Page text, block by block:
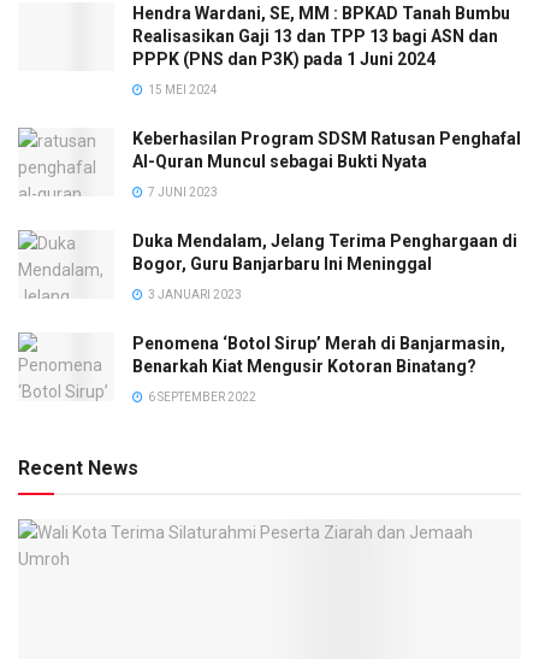
Hendra Wardani, SE, MM : BPKAD Tanah Bumbu
Realisasikan Gaji 13 dan TPP 13 bagi ASN dan
PPPK (PNS dan P3K) pada 1 Juni 2024
15 MEI 2024
Keberhasilan Program SDSM Ratusan Penghafal
Al-Quran Muncul sebagai Bukti Nyata
7 JUNI 2023
Duka Mendalam, Jelang Terima Penghargaan di
Bogor, Guru Banjarbaru Ini Meninggal
3 JANUARI 2023
Penomena ‘Botol Sirup’ Merah di Banjarmasin,
Benarkah Kiat Mengusir Kotoran Binatang?
6 SEPTEMBER 2022
Recent News